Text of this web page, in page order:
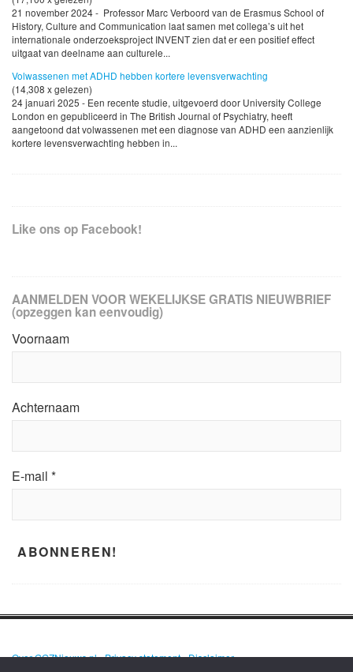
21 november 2024 - Professor Marc Verboord van de Erasmus School of
History, Culture and Communication laat samen met collega’s uit het
internationale onderzoeksproject INVENT zien dat er een positief effect
uitgaat van deelname aan culturele...
Volwassenen met ADHD hebben kortere levensverwachting
(14,308 x gelezen)
24 januari 2025 - Een recente studie, uitgevoerd door University College
London en gepubliceerd in The British Journal of Psychiatry, heeft
aangetoond dat volwassenen met een diagnose van ADHD een aanzienlijk
kortere levensverwachting hebben in...
Like ons op Facebook!
AANMELDEN VOOR WEKELIJKSE GRATIS NIEUWBRIEF
(opzeggen kan eenvoudig)
Voornaam
Achternaam
E-mail *
Over GGZNieuws.nl•Privacy statement•Disclaimer